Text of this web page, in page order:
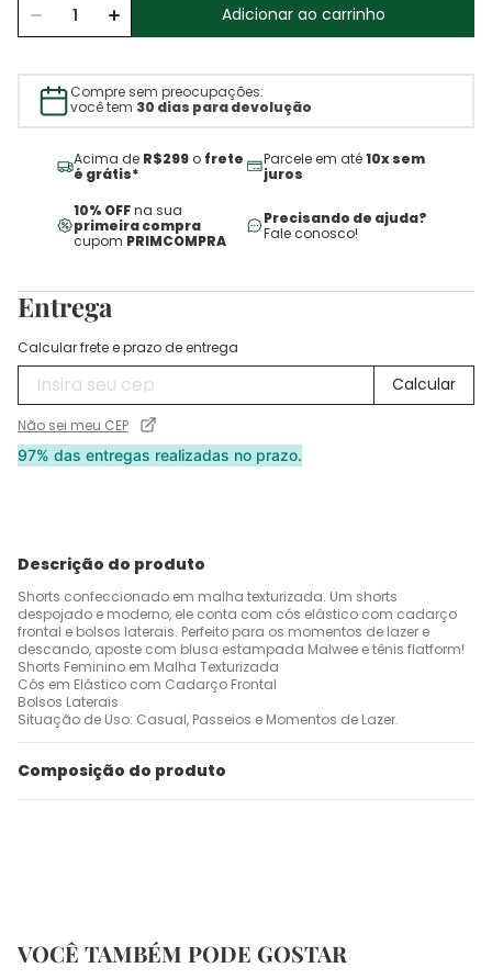
Adicionar ao carrinho
Compre sem preocupações:
você tem 30 dias para devolução
Acima de R$299 o frete
é grátis*
Parcele em até10x sem
juros
10% OFFna sua
primeira compra
cupom PRIMCOMPRA
Precisando de ajuda?
Fale conosco!
Entrega
Calcular frete e prazo de entrega
Não sei meu CEP
97% das entregas realizadas no prazo.
Descrição do produto
Shorts confeccionado em malha texturizada. Um shorts
despojado e moderno, ele conta com cós elástico com cadarço
frontal e bolsos laterais. Perfeito para os momentos de lazer e
descando, aposte com blusa estampada Malwee e tênis flatform!
Shorts Feminino em Malha Texturizada
Cós em Elástico com Cadarço Frontal
Bolsos Laterais
Situação de Uso: Casual, Passeios e Momentos de Lazer.
Composição do produto
VOCÊ TAMBÉM PODE GOSTAR